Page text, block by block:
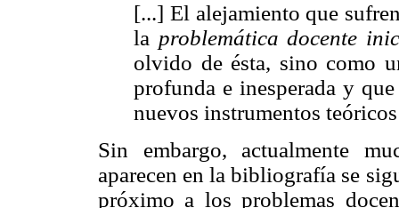
[...] El alejamiento que
la problemática docente
olvido de ésta, sino como
profunda e inesperada y
nuevos instrumentos
Sin embargo, actualmente
aparecen en la bibliografía se
próximo a los problemas